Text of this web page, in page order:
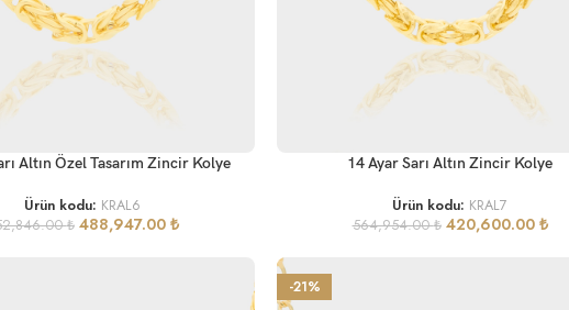
Altın Özel Tasarım Zincir Kolye
Ürün kodu: KRAL6
₺ 488,947.00 ₺
SEPETE EKLE14 Ayar Sarı Altın Zincir Kolye
Ürün kodu: KRAL7
564,954.00₺ 420,600.00 ₺
-21%